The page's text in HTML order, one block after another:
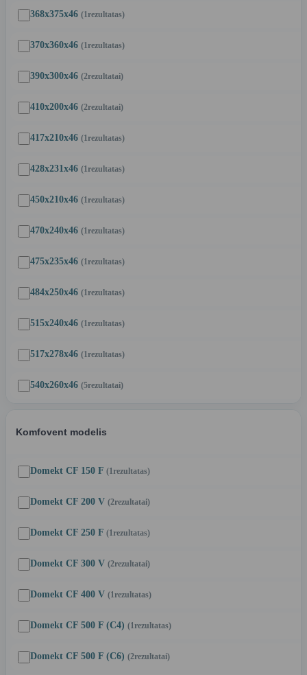
368x375x46 (1 rezultatas)
370x360x46 (1 rezultatas)
390x300x46 (2rezultatai)
410x200x46 (2rezultatai)
417x210x46 (1 rezultatas)
428x231x46 (1 rezultatas)
450x210x46 (1 rezultatas)
470x240x46 (1 rezultatas)
475x235x46 (1 rezultatas)
484x250x46 (1 rezultatas)
515x240x46 (1 rezultatas)
517x278x46 (1 rezultatas)
540x260x46 (5rezultatai)
Komfovent modelis
Domekt CF 150 F (1 rezultatas)
Domekt CF 200 V (2rezultatai)
Domekt CF 250 F (1 rezultatas)
Domekt CF 300 V (2rezultatai)
Domekt CF 400 V (1 rezultatas)
Domekt CF 500 F (C4) (1 rezultatas)
Domekt CF 500 F (C6) (2rezultatai)